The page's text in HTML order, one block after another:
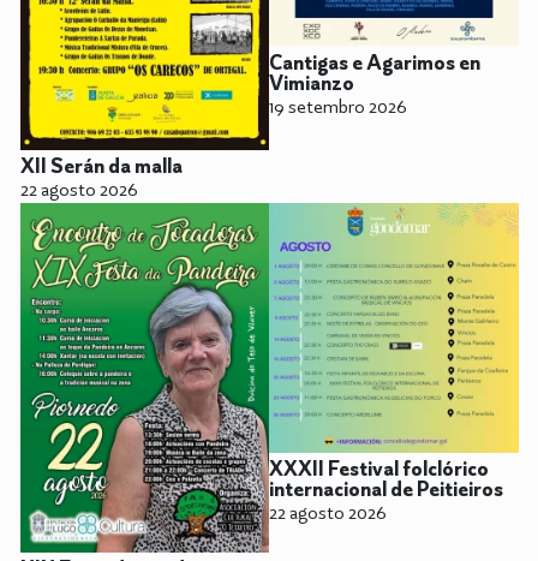
XII Serán da malla
22 agosto 2026
Cantigas e Agarimos en
Vimianzo
19 setembro 2026
XXXII Festival folclórico
internacional de Peitieiros
22 agosto 2026